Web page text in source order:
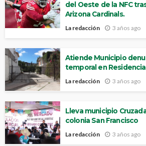
del Oeste de la NFC
Arizona Cardinals.
La redacción 3 años ago
Atiende Municipio
temporal en
La redacción 3 años ago
Lleva municipio
colonia San Francisco
La redacción 3 años ago